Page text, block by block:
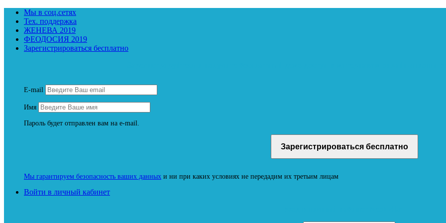
Мы в соц.сетях
Тех. поддержка
ЖЕНЕВА 2019
ФЕОДОСИЯ 2019
Зарегистрироваться бесплатно
E-mail
Имя
Пароль будет отправлен вам на e-mail.
Мы гарантируем безопасность ваших данных и ни при каких условиях не передадим их третьим лицам
Войти в личный кабинет